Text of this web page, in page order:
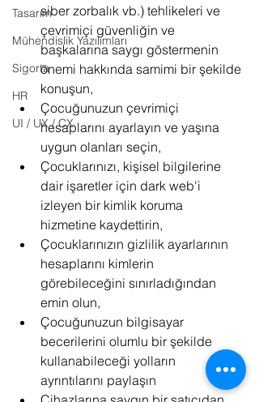
Tasarım
Mühendislik Yazılımları
Sigorta
HR
UI / UX / CX
siber zorbalık vb.) tehlikeleri ve
çevrimiçi güvenliğin ve
başkalarına saygı göstermenin
önemi hakkında samimi bir şekilde
konuşun,
Çocuğunuzun çevrimiçi
hesaplarını ayarlayın ve yaşına
uygun olanları seçin,
Çocuklarınızı, kişisel bilgilerine
dair işaretler için dark web'i
izleyen bir kimlik koruma
hizmetine kaydettirin,
Çocuklarınızın gizlilik ayarlarının
hesaplarını kimlerin
görebileceğini sınırladığından
emin olun,
Çocuğunuzun bilgisayar
becerilerini olumlu bir şekilde
kullanabileceği yolların
ayrıntılarını paylaşın